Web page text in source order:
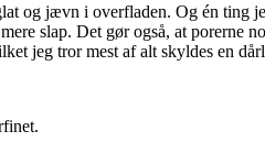
og jævn i overfladen. Og én
slap. Det gør også, at
jeg tror mest af alt skyldes en